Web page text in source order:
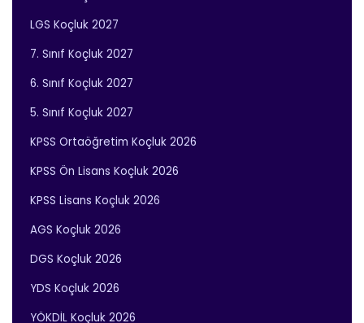
LGS Koçluk 2027
7. Sınıf Koçluk 2027
6. Sınıf Koçluk 2027
5. Sınıf Koçluk 2027
KPSS Ortaöğretim Koçluk 2026
KPSS Ön Lisans Koçluk 2026
KPSS Lisans Koçluk 2026
AGS Koçluk 2026
DGS Koçluk 2026
YDS Koçluk 2026
YÖKDİL Koçluk 2026